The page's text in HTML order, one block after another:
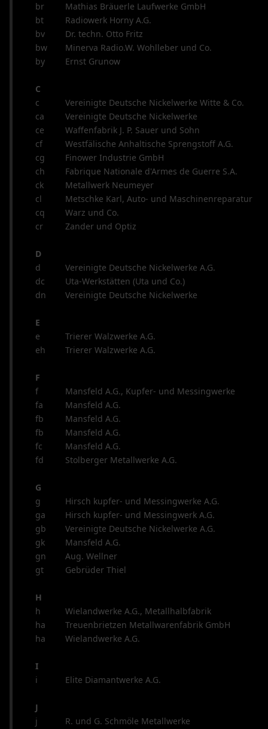
br
Mathias Bräuerle Laufwerke GmbH
bt
Radiowerk Horny A.G.
bv
Dr. techn. Otto Fritz
bw
Minerva Radio.W. Wohlleber und Co.
by
Ernst Grunow
C
c
Vereinigte Deutsche Nickelwerke Witte & Co.
ca
Vereinigte Deutsche Nickelwerke
ce
Waffenfabrik J. P. Sauer und Sohn
cf
Westfälische Anhaltische Sprengstoff A.G.
cg
Finower Industrie GmbH
ch
Fabrique Nationale d'Armes de Guerre S.A.
ck
Metallwerk Neumeyer
cl
Metschke Karl, Auto- und Maschinenreparatur
cq
Warz und Co.
cr
Zander und Optiz
D
d
Vereinigte Deutsche Nickelwerke A.G.
dc
Uta-Werkstätten (Uta und Co.)
dn
Vereinigte Deutsche Nickelwerke
E
e
Trierer Walzwerke A.G.
eh
Trierer Walzwerke A.G.
F
f
Mansfeld A.G., Kupfer- und Messingwerke
fa
Mansfeld A.G.
fb
Mansfeld A.G.
fb
Mansfeld A.G.
fc
Mansfeld A.G.
fd
Stolberger Metallwerke A.G.
G
g
Hirsch kupfer- und Messingwerke A.G.
ga
Hirsch kupfer- und Messingwerk A.G.
gb
Vereinigte Deutsche Nickelwerke A.G.
gk
Mansfeld A.G.
gn
Aug. Wellner
gt
Gebrüder Thiel
H
h
Wielandwerke A.G., Metallhalbfabrik
ha
Treuenbrietzen Metallwarenfabrik GmbH
ha
Wielandwerke A.G.
I
i
Elite Diamantwerke A.G.
J
j
R. und G. Schmöle Metallwerke